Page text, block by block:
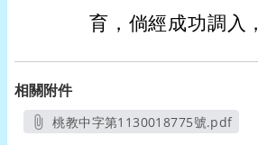
育，倘經成功調入
相關附件
桃教中字第1130018775號.pdf